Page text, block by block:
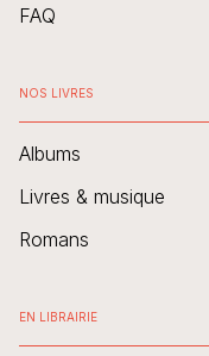
FAQ
NOS LIVRES
Albums
Livres & musique
Romans
EN LIBRAIRIE